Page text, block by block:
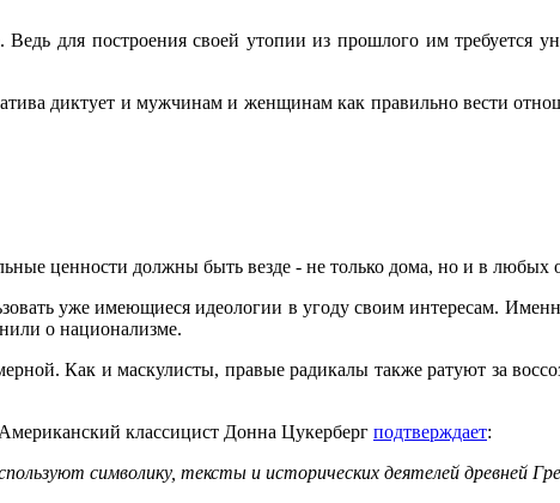
для построения своей утопии из прошлого им требуется
диктует и мужчинам и женщинам как правильно вести
ценности должны быть везде - не только дома, но и в любых
уже имеющиеся идеологии в угоду своим интересам.
о национализме.
Как и маскулисты, правые радикалы также ратуют за
классицист Донна Цукерберг подтверждает:
символику, тексты и исторических деятелей древней